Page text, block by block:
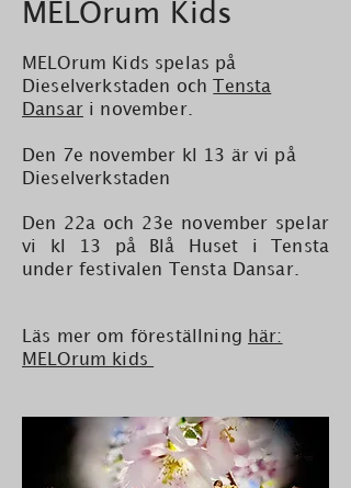
MELOrum Kids
MELOrum Kids spelas på
Dieselverkstaden och
Tensta
Dansari november.
Den 7e november kl 13 är vi på
Dieselverkstaden
Den 22a och 23e november spelar
vi kl 13 på Blå Huset i Tensta
under festivalen Tensta Dansar.
Läs mer om föreställning här:
MELOrum kids